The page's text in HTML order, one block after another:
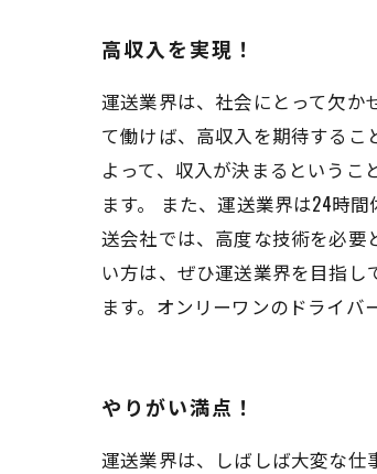
高収入を実現！
運送業界は、社会にとって欠か
て働けば、高収入を期待するこ
よって、収入が決まるという
ます。 また、運送業界は24時
送会社では、高度な技術を必要
い方は、ぜひ運送業界を目指
ます。オンリーワンのドライバ
やりがい満点！
運送業界は、しばしば大変な仕